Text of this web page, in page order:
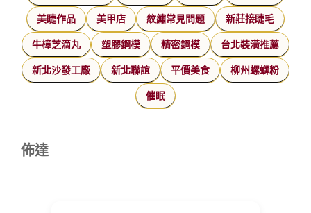
美睫作品 美甲店 紋繡常見問題 新莊接睫毛
牛樟芝滴丸 塑膠鋼模 精密鋼模 台北裝潢推薦
新北沙發工廠 新北聯誼 平價美食 柳州螺螄粉
催眠
佈達